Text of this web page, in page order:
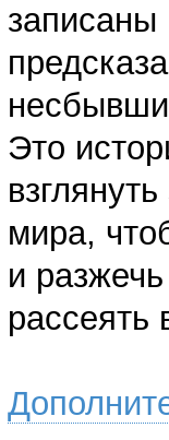
записаны
Это
мира,
и
рассеять